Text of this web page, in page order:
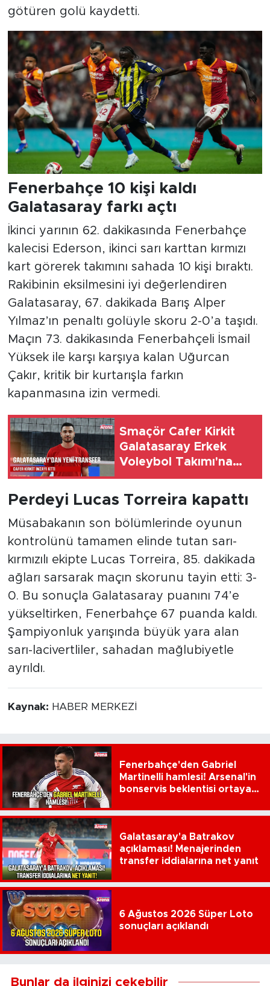
götüren golü kaydetti.
Fenerbahçe 10 kişi kaldı
Galatasaray farkı açtı
İkinci yarının 62. dakikasında Fenerbahçe
kalecisi Ederson, ikinci sarı karttan kırmızı
kart görerek takımını sahada 10 kişi bıraktı.
Rakibinin eksilmesini iyi değerlendiren
Galatasaray, 67. dakikada Barış Alper
Yılmaz’ın penaltı golüyle skoru 2-0’a taşıdı.
Maçın 73. dakikasında Fenerbahçeli İsmail
Yüksek ile karşı karşıya kalan Uğurcan
Çakır, kritik bir kurtarışla farkın
kapanmasına izin vermedi.
Smaçör Cafer Kirkit
Galatasaray Erkek
Voleybol Takımı'na
katıldı
Perdeyi Lucas Torreira kapattı
Müsabakanın son bölümlerinde oyunun
kontrolünü tamamen elinde tutan sarı-
kırmızılı ekipte Lucas Torreira, 85. dakikada
ağları sarsarak maçın skorunu tayin etti: 3-
0. Bu sonuçla Galatasaray puanını 74’e
yükseltirken, Fenerbahçe 67 puanda kaldı.
Şampiyonluk yarışında büyük yara alan
sarı-lacivertliler, sahadan mağlubiyetle
ayrıldı.
Kaynak: HABER MERKEZİ
Fenerbahçe'den Gabriel
Martinelli hamlesi! Arsenal'in
bonservis beklentisi ortaya
Galatasaray'a Batrakov
açıklaması! Menajerinden
transfer iddialarına net yanıt
6 Ağustos 2026 Süper Loto
sonuçları açıklandı
Bunlar da ilginizi çekebilir